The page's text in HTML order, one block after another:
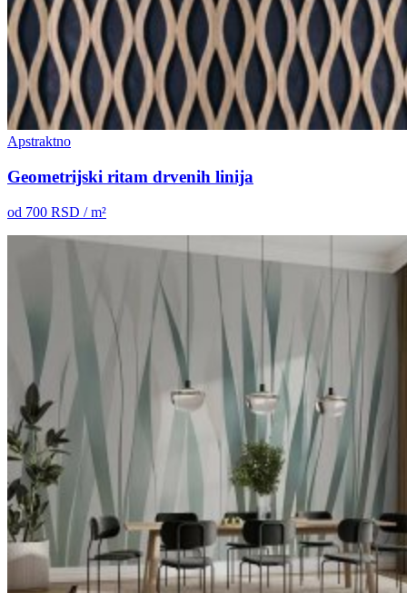
Apstraktno
Geometrijski ritam drvenih linija
od 700 RSD / m²